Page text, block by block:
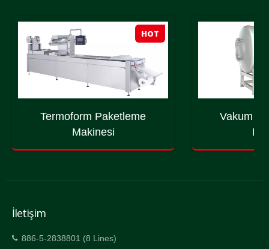
HOT
Termoform Paketleme
Makinesi
Vakum
İletişim
886-5-2838801 (8 Lines)